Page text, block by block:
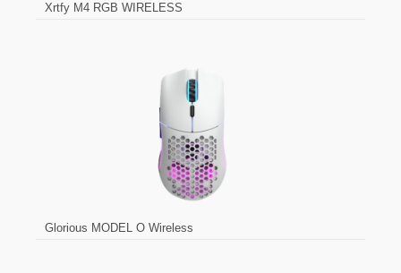
Xrtfy M4 RGB WIRELESS
Glorious MODEL O Wireless